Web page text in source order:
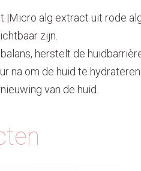
|Micro alg extract uit rode
zijn.
herstelt de
na om de huid te
van de huid.